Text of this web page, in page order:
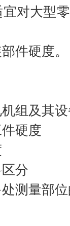
对大型
件硬度。
组及其
硬度
分
测量部